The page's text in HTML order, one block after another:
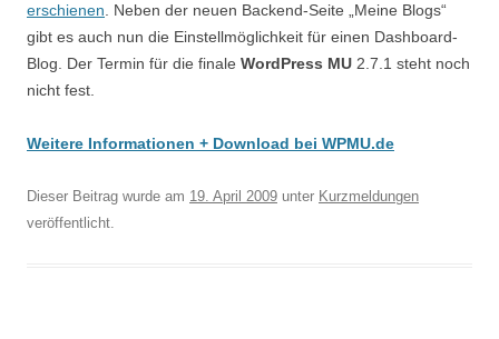
erschienen . Neben der neuen Backend-Seite „Meine Blogs“
gibt es auch nun die Einstellmöglichkeit für einen Dashboard-
Blog. Der Termin für die finale WordPress MU 2.7.1 steht noch
nicht fest.
Weitere Informationen + Download bei WPMU.de
Dieser Beitrag wurde am 19. April 2009 unter Kurzmeldungen
veröffentlicht.